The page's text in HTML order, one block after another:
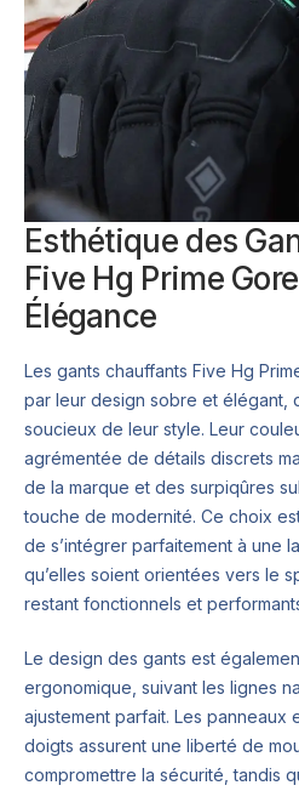
Esthétique des
Five Hg Prime
Élégance
Les gants chauffants Five Hg
par leur design sobre et élégant,
soucieux de leur style. Leur
agrémentée de détails discrets
de la marque et des surpiqûres
touche de modernité. Ce choix
de s’intégrer parfaitement à une
qu’elles soient orientées vers le
restant fonctionnels et
Le design des gants est
ergonomique, suivant les lignes
ajustement parfait. Les panneaux
doigts assurent une liberté de
compromettre la sécurité, tandis